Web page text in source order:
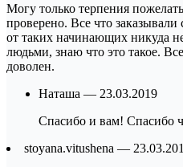
Могу только терпения
проверено. Все что
от таких начинающих никуда
людьми, знаю что это такое.
доволен.
Наташа — 23.03.2019
Спасибо и вам! Спасибо
stoyana.vitushena —